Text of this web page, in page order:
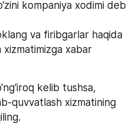
kompaniya xodimi deb
va firibgarlar haqida
xizmatimizga xabar
kelib tushsa,
quvvatlash xizmatining